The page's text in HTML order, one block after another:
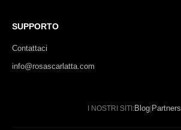
SUPPORTO
Contattaci
info@rosascarlatta.com
I NOSTRI SITI:Blog Partners